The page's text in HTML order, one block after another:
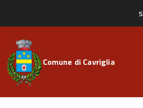
Comune di Cavriglia